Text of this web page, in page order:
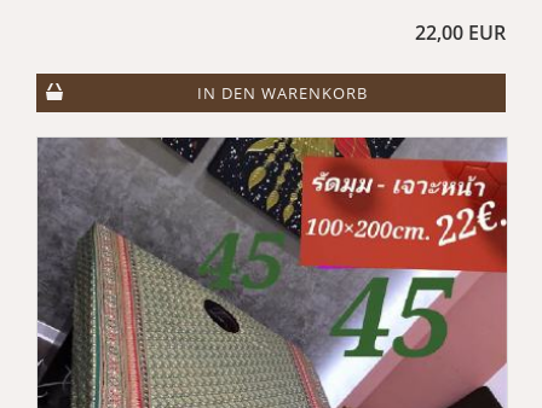
22,00 EUR
IN DEN WARENKORB